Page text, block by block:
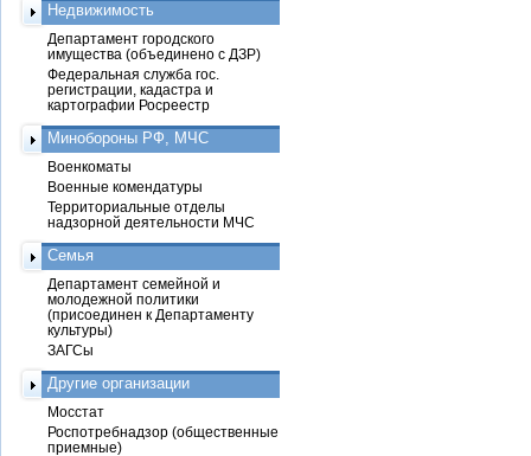
Недвижимость
Департамент городского
имущества (объединено с ДЗР)
Федеральная служба гос.
регистрации, кадастра и
картографии Росреестр
Минобороны РФ, МЧС
Военкоматы
Военные комендатуры
Территориальные отделы
надзорной деятельности МЧС
Семья
Департамент семейной и
молодежной политики
(присоединен к Департаменту
культуры)
ЗАГСы
Другие организации
Мосстат
Роспотребнадзор (общественные
приемные)